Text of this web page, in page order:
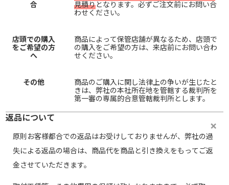
合
見積りとなります。必ずご注文前にお問い合
わせください。
店頭での購入
をご希望の方
へ
商品によって保管店舗が異なるため、店頭で
の購入をご希望の方は、来店前にお問い合わ
せください。
その他
商品のご購入に関し法律上の争いが生じたと
きは、弊社の本社所在地を管轄する裁判所を
第一審の専属的合意管轄裁判所とします。
返品について
原則お客様都合での返品はお受けしておりませんが、弊社の過
失による返品の場合は、商品代を商品と引き換えをもってご返
金させていただきます。